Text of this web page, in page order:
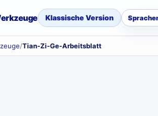
Klassische Version
/Tian-Zi-Ge-Arbeitsblatt